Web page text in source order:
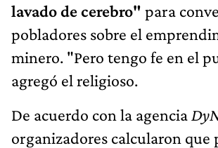
lavado de cerebro" para
pobladores sobre el
minero. "Pero tengo fe en el
agregó el religioso.
De acuerdo con la agencia
organizadores calcularon que